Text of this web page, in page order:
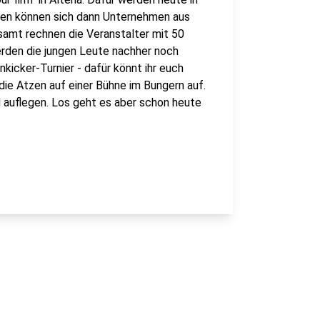
können sich dann Unternehmen aus
rechnen die Veranstalter mit 50
die jungen Leute nachher noch
Turnier - dafür könnt ihr euch
Atzen auf einer Bühne im Bungern auf.
Los geht es aber schon heute